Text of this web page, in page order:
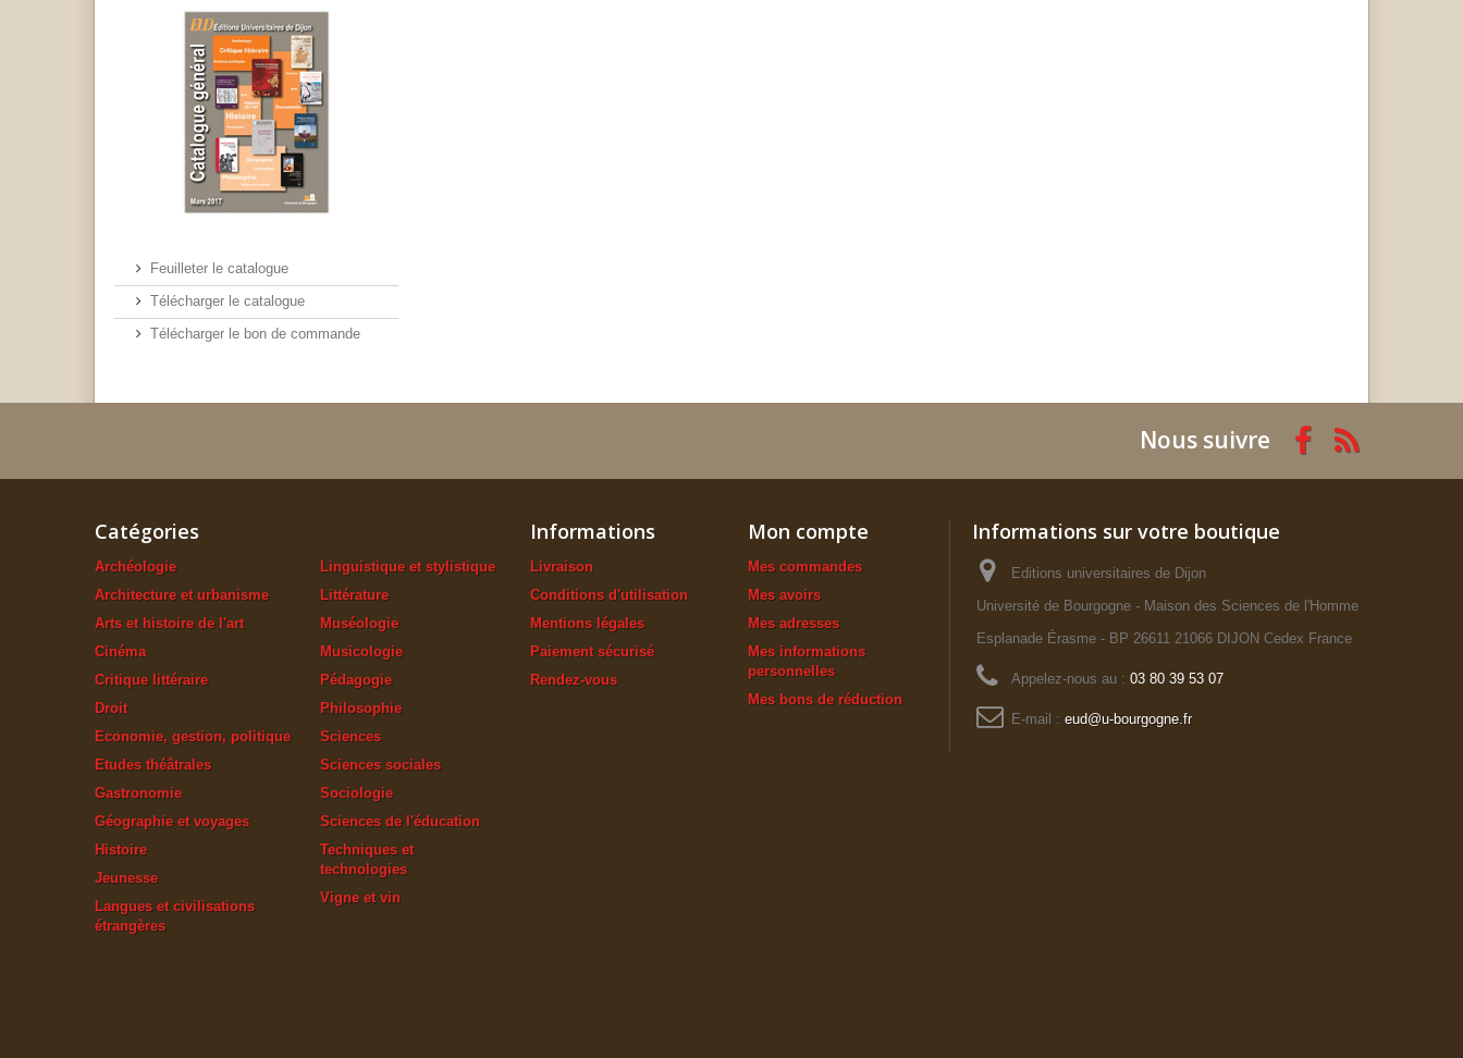
Feuilleter le catalogue
Télécharger le catalogue
Télécharger le bon de commande
Nous suivre
Catégories
Archéologie
Architecture et urbanisme
Arts et histoire de l'art
Cinéma
Critique littéraire
Droit
Economie, gestion, politique
Etudes théâtrales
Gastronomie
Géographie et voyages
Histoire
Jeunesse
Langues et civilisations
étrangères
Linguistique et stylistique
Littérature
Muséologie
Musicologie
Pédagogie
Philosophie
Sciences
Sciences sociales
Sociologie
Sciences de l'éducation
Techniques et
technologies
Vigne et vin
Informations
Livraison
Conditions d'utilisation
Mentions légales
Paiement sécurisé
Rendez-vous
Mon compte
Mes commandes
Mes avoirs
Mes adresses
Mes informations
personnelles
Mes bons de réduction
Informations sur votre boutique
Editions universitaires de Dijon
Université de Bourgogne - Maison des Sciences de l'Homme
Esplanade Érasme - BP 26611 21066 DIJON Cedex France
Appelez-nous au : 03 80 39 53 07
E-mail : eud@u-bourgogne.fr